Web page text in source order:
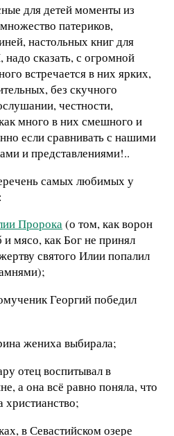
для детей моменты из
патериков,
настольных книг для
сказать, с огромной
встречается в них ярких,
без скучного
честности,
много в них смешного и
если сравнивать с нашими
и представлениями!..
самых любимых у
Пророка(о том, как ворон
мясо, как Бог не принял
святого Илии попалил
Георгий победил
жениха выбирала;
отец воспитывал в
а она всё равно поняла, что
христианство;
в Севастийском озере